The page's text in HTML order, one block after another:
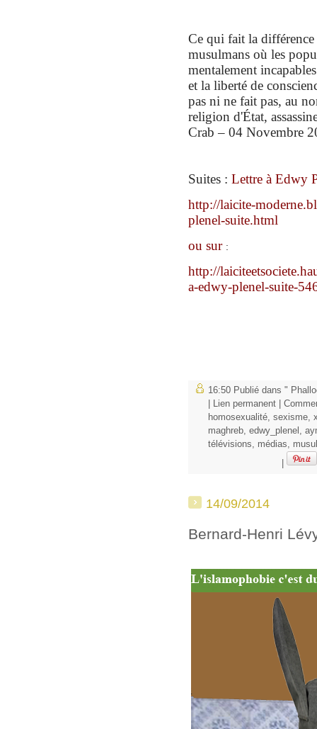
Ce qui fait la différence
musulmans où les
mentalement
et la liberté de
pas ni ne fait pas, au
religion d'État,
Crab – 04 Novembre
Suites : Lettre à Edwy
http://laicite-
plenel-suite.html
ou sur :
http://
a-edwy-plenel-suite-
16:50 Publié dans "
Lien permanent
homosexualité sexisme
maghreb edwy_plenel
télévisions
médias
14/09/2014
Bernard-Henri